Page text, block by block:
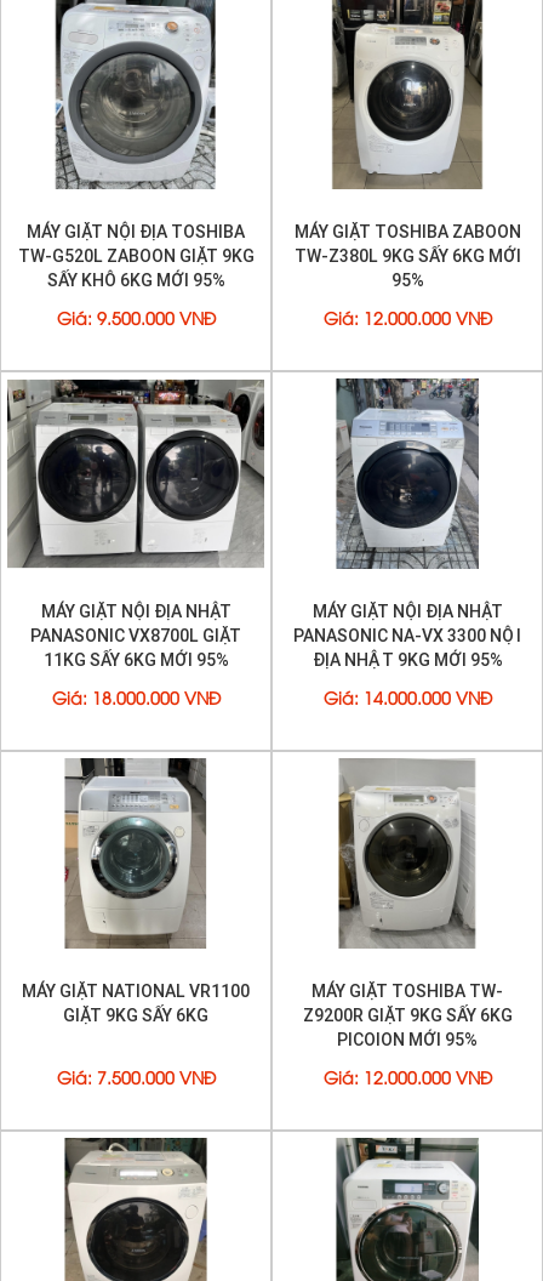
- Chế độ giặtIonplasmacluster, giặt khô không dùng
nước. Giặt áo quần da, giày da...làm mất mùi hôi của
giày...
Máy được sản xuất tại Nhật Bản
Miễn phí giao hàng lắp đặt trong TP HCM
- tặng biến áp đổi nguồn . BẢO HÀNH 1 NĂM
MÁY GIẶT NỘI ĐỊA TOSHIBA
TW-G520L ZABOON GIẶT 9KG
SẤY KHÔ 6KG MỚI 95%
Giá : 9.500.000 VNĐ
MÁY GIẶT TOSHIBA ZABOON
TW-Z380L 9KG SẤY 6KG MỚI
95%
Giá : 12.000.000 VNĐ
MÁY GIẶT NỘI ĐỊA NHẬT
PANASONIC VX8700L GIẶT
11KG SẤY 6KG MỚI 95%
Giá : 18.000.000 VNĐ
MÁY GIẶT NỘI ĐỊA NHẬT
PANASONIC NA-VX 3300 NỘI
ĐỊA NHẬT 9KG MỚI 95%
Giá : 14.000.000 VNĐ
MÁY GIẶT NATIONAL VR1100
GIẶT 9KG SẤY 6KG
Giá: 7.500.000 VNĐ
MÁY GIẶT TOSHIBA TW-
Z9200R GIẶT 9KG SẤY 6KG
PICOION MỚI 95%
Giá: 12.000.000 VNĐ